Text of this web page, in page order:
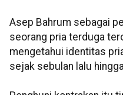
Asep Bahrum sebagai
seorang pria terduga
mengetahui identitas
sejak sebulan lalu